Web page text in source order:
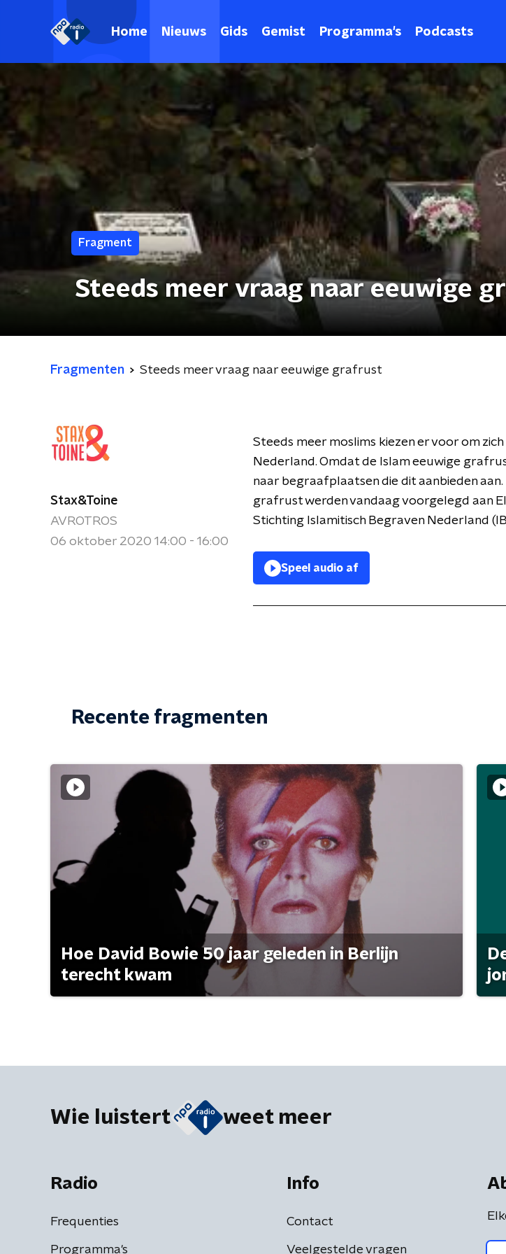
Home Nieuws Gids Gemist Programma's Podcasts
Fragment
Steeds meer vraag naar eeuwige
Fragmenten Steeds meer vraag naar eeuwige grafrust
Stax&Toine
AVROTROS
06 oktober 2020 14:00 - 16:00
Steeds meer moslims kiezen er voor om
Nederland. Omdat de Islam eeuwige
naar begraafplaatsen die dit aanbieden
grafrust werden vandaag voorgelegd aan
Stichting Islamitisch Begraven Nederland
Speel audio af
Recente fragmenten
Hoe David Bowie 50 jaar geleden in Berlijn
terecht kwam
Wie luistert weet meer
Radio
Frequenties
Programma's
Info
Contact
Veelgestelde vragen